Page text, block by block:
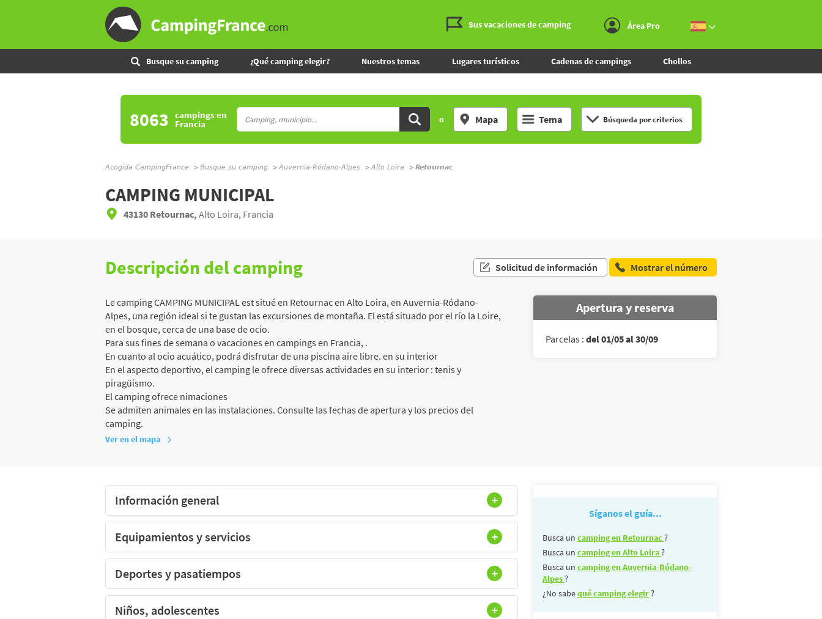
Sus vacaciones de camping Área Pro
Busque su camping ¿Qué camping elegir? Nuestros temas Lugares turísticos Cadenas de campings Chollos
8063 campingsen
Francia o Mapa Tema Búsqueda por criterios
Acogida CampingFrance Busque su camping Auvernia-Ródano-Alpes Alto Loira Retournac
CAMPING MUNICIPAL
43130 Retournac, Alto Loira, Francia
Descripción del camping Solicitud de información Mostrar el número
Le camping CAMPING MUNICIPAL est situé en Retournac en Alto Loira, en Auvernia-Ródano-
Alpes, una región ideal si te gustan las excursiones de montaña. El está situado por el río la Loire,
en el bosque, cerca de una base de ocio.
Para sus fines de semana o vacaciones en campings en Francia, .
En cuanto al ocio acuático, podrá disfrutar de una piscina aire libre. en su interior
En el aspecto deportivo, el camping le ofrece diversas actividades en su interior : tenis y
piragüismo.
El camping ofrece nimaciones
Se admiten animales en las instalaciones. Consulte las fechas de apertura y los precios del
camping.
Apertura y reserva
Parcelas : del 01/05 al 30/09
Ver en el mapa
Información general
Equipamientos y servicios
Deportes y pasatiempos
Niños, adolescentes
Síganos el guía...
Busca un camping en Retournac ?
Busca un camping en Alto Loira?
Busca un camping en Auvernia-Ródano-
Alpes?
¿No sabequé camping elegir?